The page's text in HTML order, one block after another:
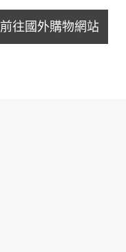
前往國外購物網站